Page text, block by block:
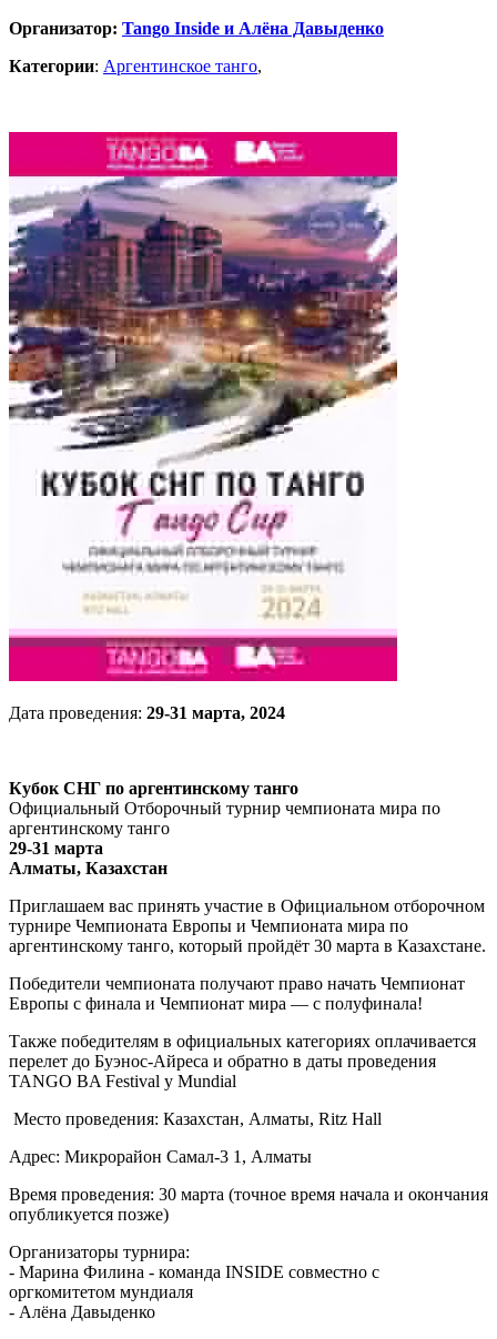
Организатор: Tango Inside и Алёна Давыденко
Категории: Аргентинское танго,
Дата проведения: 29-31 марта, 2024
Кубок СНГ по аргентинскому танго
Официальный Отборочный турнир чемпионата мира по
аргентинскому танго
29-31 марта
Алматы, Казахстан
Приглашаем вас принять участие в Официальном отборочном
турнире Чемпионата Европы и Чемпионата мира по
аргентинскому танго, который пройдёт 30 марта в Казахстане.
Победители чемпионата получают право начать Чемпионат
Европы с финала и Чемпионат мира — с полуфинала!
Также победителям в официальных категориях оплачивается
перелет до Буэнос-Айреса и обратно в даты проведения
TANGO BA Festival y Mundial
Место проведения: Казахстан, Алматы, Ritz Hall
Адрес: Микрорайон Самал-3 1, Алматы
Время проведения: 30 марта (точное время начала и окончания
опубликуется позже)
Организаторы турнира:
- Марина Филина - команда INSIDE совместно с
оргкомитетом мундиаля
- Алёна Давыденко